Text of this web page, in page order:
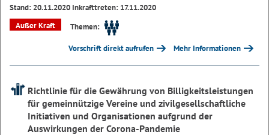
Stand: 20.11.2020 Inkrafttreten: 17.11.2020
Außer Kraft
Themen:
Vorschrift direkt aufrufen Mehr Informationen
Richtlinie für die Gewährung von Billigkeitsleistungen
für gemeinnützige Vereine und zivilgesellschaftliche
Initiativen und Organisationen aufgrund der
Auswirkungen der Corona-Pandemie